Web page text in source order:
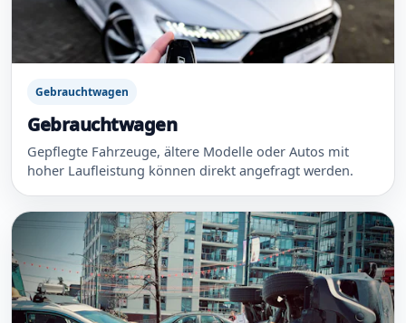
Gebrauchtwagen
Gebrauchtwagen
Gepflegte Fahrzeuge, ältere Modelle oder Autos mit
hoher Laufleistung können direkt angefragt werden.